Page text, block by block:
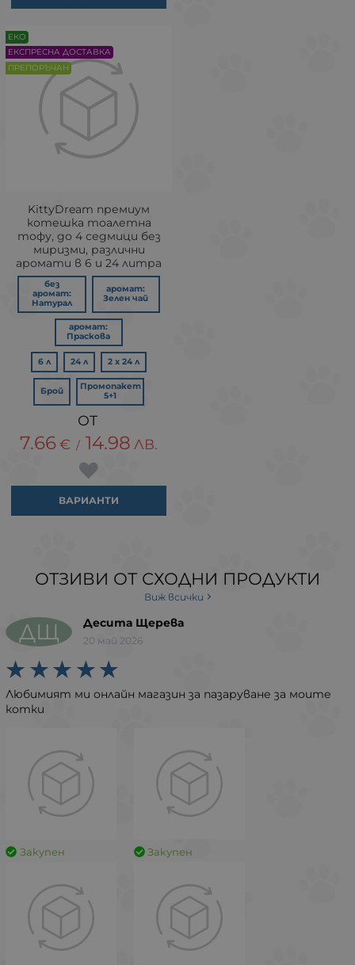
KittyDream премиум
котешка тоалетна
тофу, до 4 седмици без
миризми, различни
аромати в 6 и 24 литра
без
аромат:
Натурал
аромат:
Зелен чай
аромат:
Праскова
6 л 24 л 2 x 24 л
Брой
Промопакет
5+1
7.66€ / 14.98 ЛВ.
ВАРИАНТИ
ЕКО
ЕКСПРЕСНА ДОСТАВКА
ПРЕПОРЪЧАН
ОТЗИВИ ОТ СХОДНИ ПРОДУКТИ
Виж всички
ДЩ Десита Щерева
20 май 2026
Любимият ми онлайн магазин за пазаруване за моите
котки
Закупен Закупен